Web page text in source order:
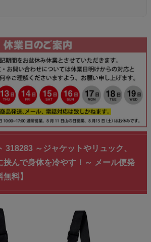
318283 ～ジャケットやリュック、
挟んで身体を冷やす！～ メール便発
料】